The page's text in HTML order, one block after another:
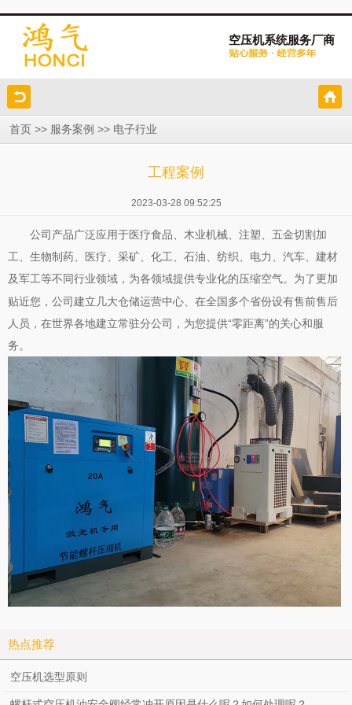
空压机系统服务厂商
首页 >> 服务案例 >> 电子行业
工程案例
2023-03-28 09:52:25
公司产品广泛应用于医疗食品、木业机械、注塑、五金切割加
工、生物制药、医疗、采矿、化工、石油、纺织、电力、汽车、建材
及军工等不同行业领域，为各领域提供专业化的压缩空气。为了更加
贴近您，公司建立几大仓储运营中心、在全国多个省份设有售前售 后
人员，在世界各地建立常驻分公司，为您提供“零距离”的关心和服
务。
热点推荐
空压机选型原则